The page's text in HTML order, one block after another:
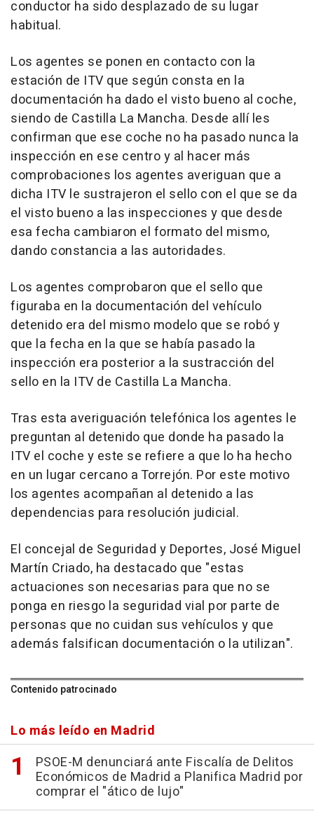
conductor ha sido desplazado de su lugar
habitual.
Los agentes se ponen en contacto con la
estación de ITV que según consta en la
documentación ha dado el visto bueno al coche,
siendo de Castilla La Mancha. Desde allí les
confirman que ese coche no ha pasado nunca la
inspección en ese centro y al hacer más
comprobaciones los agentes averiguan que a
dicha ITV le sustrajeron el sello con el que se da
el visto bueno a las inspecciones y que desde
esa fecha cambiaron el formato del mismo,
dando constancia a las autoridades.
Los agentes comprobaron que el sello que
figuraba en la documentación del vehículo
detenido era del mismo modelo que se robó y
que la fecha en la que se había pasado la
inspección era posterior a la sustracción del
sello en la ITV de Castilla La Mancha.
Tras esta averiguación telefónica los agentes le
preguntan al detenido que donde ha pasado la
ITV el coche y este se refiere a que lo ha hecho
en un lugar cercano a Torrejón. Por este motivo
los agentes acompañan al detenido a las
dependencias para resolución judicial.
El concejal de Seguridad y Deportes, José Miguel
Martín Criado, ha destacado que "estas
actuaciones son necesarias para que no se
ponga en riesgo la seguridad vial por parte de
personas que no cuidan sus vehículos y que
además falsifican documentación o la utilizan".
Contenido patrocinado
Lo más leído en Madrid
PSOE-M denunciará ante Fiscalía de Delitos
Económicos de Madrid a Planifica Madrid por
comprar el "ático de lujo"